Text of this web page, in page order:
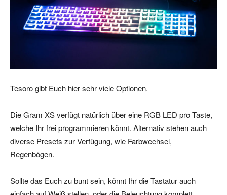
Tesoro gibt Euch hier sehr viele Optionen.
Die Gram XS verfügt natürlich über eine RGB LED pro Taste,
welche Ihr frei programmieren könnt. Alternativ stehen auch
diverse Presets zur Verfügung, wie Farbwechsel,
Regenbögen.
Sollte das Euch zu bunt sein, könnt Ihr die Tastatur auch